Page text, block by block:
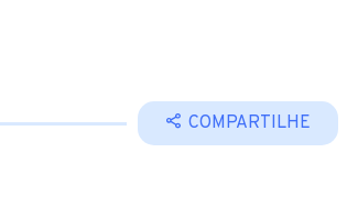
COMPARTILHE